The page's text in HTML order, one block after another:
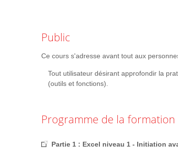
Créer des tableaux croisés dynamiques
Maîtriser les fonctions de recherche
Maîtriser la fonction Si
Personnaliser l'environnement Excel
Maîtriser l'exploitation des tableaux de
Public
Ce cours s'adresse avant tout aux
Tout utilisateur désirant approfondir la
(outils et fonctions).
Programme de la formation
Partie 1 : Excel niveau 1 - Initiation